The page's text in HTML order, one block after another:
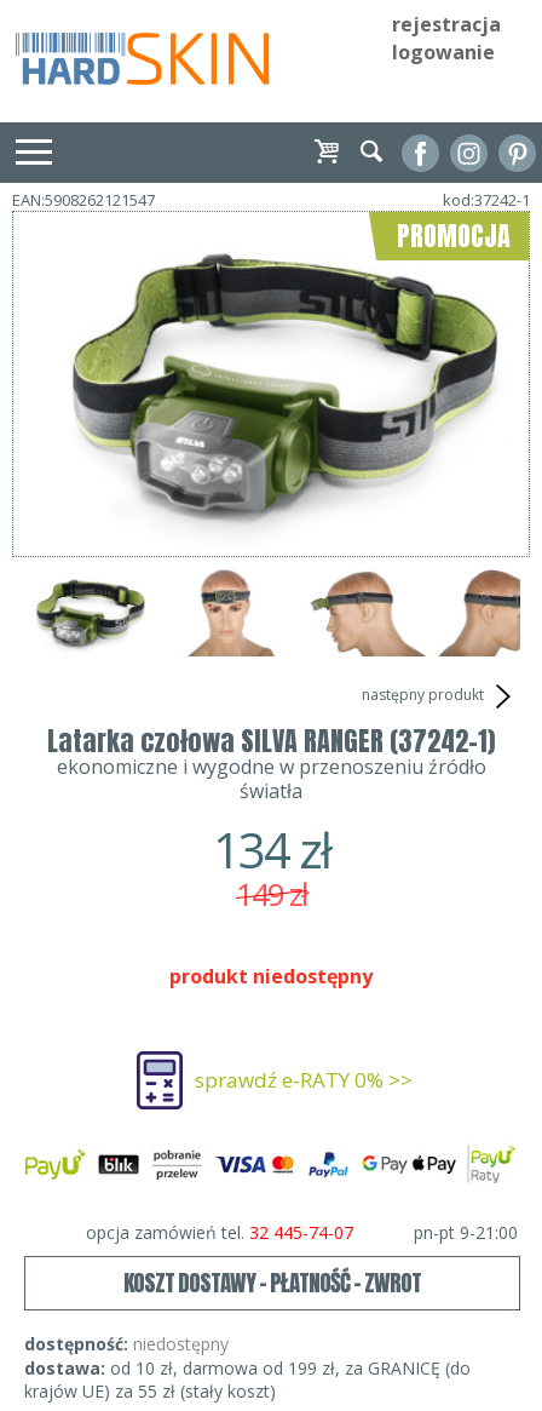
rejestracja
logowanie
EAN:5908262121547 kod:37242-1
PROMOCJA
następny produkt
Latarka czołowa SILVA RANGER (37242-1)
ekonomiczne i wygodne w przenoszeniu źródło
światła
134zł
149zł
produkt niedostępny
sprawdź e-RATY 0% >>
opcja zamówień tel. 32 445-74-07 pn-pt 9-21:00
KOSZT DOSTAWY - PŁATNOŚĆ - ZWROT
dostępność: niedostępny
dostawa: od 10 zł, darmowa od 199 zł, za GRANICĘ (do
krajów UE) za 55 zł (stały koszt)